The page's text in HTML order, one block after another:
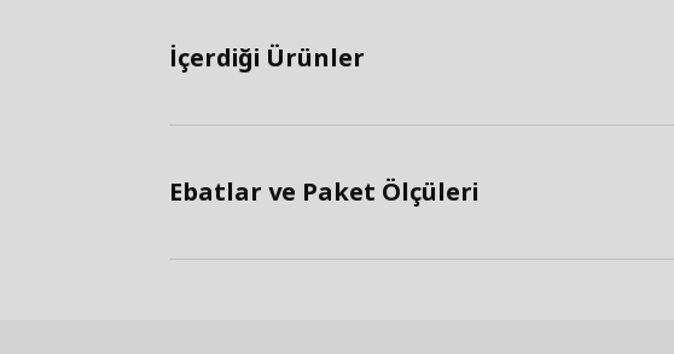
İçerdiği Ürünler
Ebatlar ve Paket Ölçüleri